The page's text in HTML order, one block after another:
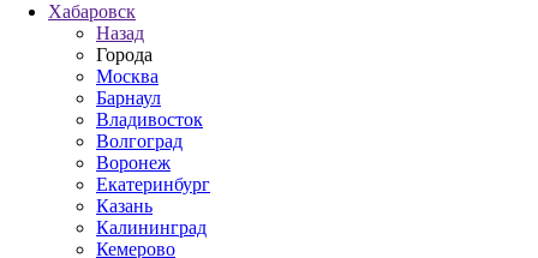
Хабаровск
Назад
Города
Москва
Барнаул
Владивосток
Волгоград
Воронеж
Екатеринбург
Казань
Калининград
Кемерово